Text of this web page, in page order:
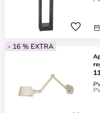
- 16 % EXTRA